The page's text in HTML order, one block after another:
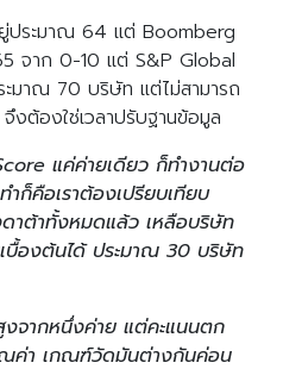
ยู่ประมาณ 64 แต่ Boomberg
จาก 0-10 แต่ S&P Global
มาณ 70 บริษัท แต่ไม่สามารถ
งต้องใช่เวลาปรับฐานข้อมูล
แค่ค่ายเดียว ก็ทำงานต่อ
ำก็คือเราต้องเปรียบเทียบ
าต้าทั้งหมดแล้ว เหลือบริษัท
เบื้องต้นได้ ประมาณ 30 บริษัท
จากหนึ่งค่าย แต่คะแนนตก
ค่า เกณฑ์วัดมันต่างกันค่อน